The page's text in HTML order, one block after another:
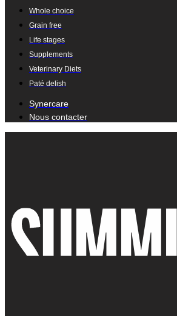
Whole choice
Grain free
Life stages
Supplements
Veterinary Diets
Paté delish
Synercare
Nous contacter